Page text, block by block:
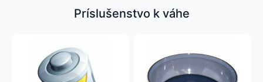
Príslušenstvo k váhe